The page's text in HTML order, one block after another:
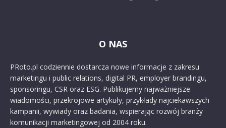
O NAS
PRoto.pl codziennie dostarcza nowe informacje z zakresu
marketingu i public relations, digital PR, employer brandingu,
sponsoringu, CSR oraz ESG. Publikujemy najważniejsze
wiadomości, przekrojowe artykuły, przykłady najciekawszych
kampanii, wywiady oraz badania, wspierając rozwój branży
komunikacji marketingowej od 2004 roku.